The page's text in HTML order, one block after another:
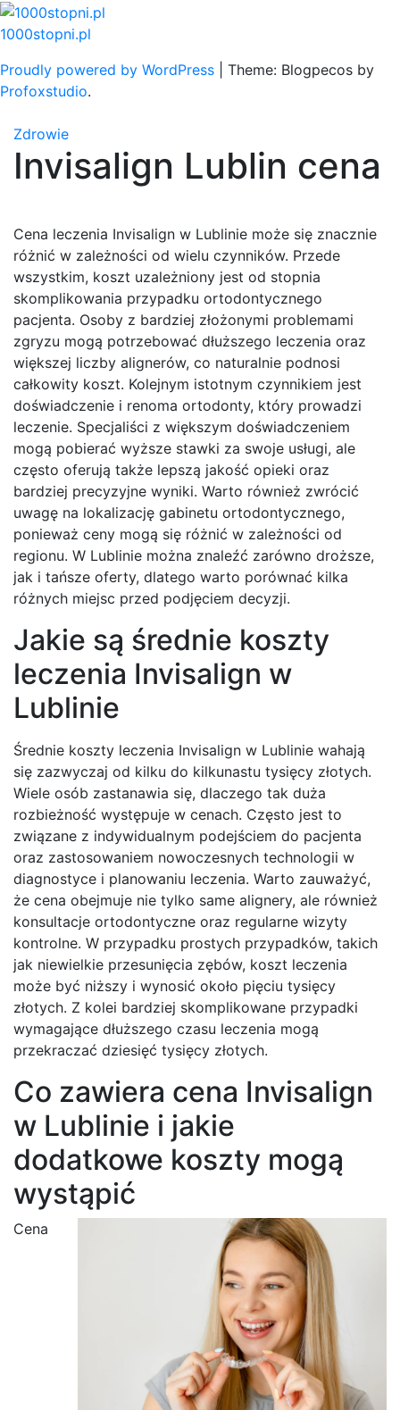
Skip
to
1000stopni.pl
Proudly powered by WordPress
Theme: Blogpecos by
Profoxstudio.
Zdrowie
Invisalign Lublin cena
Cena leczenia Invisalign w Lublinie może się znacznie
różnić w zależności od wielu czynników. Przede
wszystkim, koszt uzależniony jest od stopnia
skomplikowania przypadku ortodontycznego
pacjenta. Osoby z bardziej złożonymi problemami
zgryzu mogą potrzebować dłuższego leczenia oraz
większej liczby alignerów, co naturalnie podnosi
całkowity koszt. Kolejnym istotnym czynnikiem jest
doświadczenie i renoma ortodonty, który prowadzi
leczenie. Specjaliści z większym doświadczeniem
mogą pobierać wyższe stawki za swoje usługi, ale
często oferują także lepszą jakość opieki oraz
bardziej precyzyjne wyniki. Warto również zwrócić
uwagę na lokalizację gabinetu ortodontycznego,
ponieważ ceny mogą się różnić w zależności od
regionu. W Lublinie można znaleźć zarówno droższe,
jak i tańsze oferty, dlatego warto porównać kilka
różnych miejsc przed podjęciem decyzji.
Jakie są średnie koszty
leczenia Invisalign w
Lublinie
Średnie koszty leczenia Invisalign w Lublinie wahają
się zazwyczaj od kilku do kilkunastu tysięcy złotych.
Wiele osób zastanawia się, dlaczego tak duża
rozbieżność występuje w cenach. Często jest to
związane z indywidualnym podejściem do pacjenta
oraz zastosowaniem nowoczesnych technologii w
diagnostyce i planowaniu leczenia. Warto zauważyć,
że cena obejmuje nie tylko same alignery, ale również
konsultacje ortodontyczne oraz regularne wizyty
kontrolne. W przypadku prostych przypadków, takich
jak niewielkie przesunięcia zębów, koszt leczenia
może być niższy i wynosić około pięciu tysięcy
złotych. Z kolei bardziej skomplikowane przypadki
wymagające dłuższego czasu leczenia mogą
przekraczać dziesięć tysięcy złotych.
Co zawiera cena Invisalign
w Lublinie i jakie
dodatkowe koszty mogą
wystąpić
Cena